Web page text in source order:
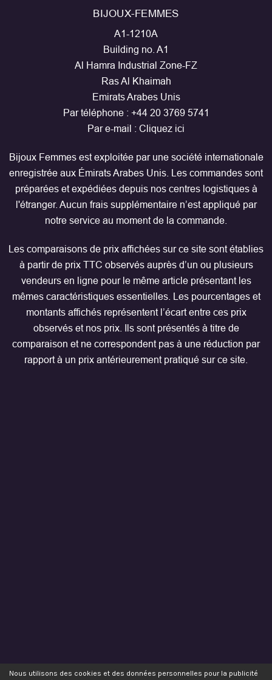
BIJOUX-FEMMES
A1-1210A
Building no. A1
Al Hamra Industrial Zone-FZ
Ras Al Khaimah
Emirats Arabes Unis
Par téléphone : +44 20 3769 5741
Par e-mail : Cliquez ici
Bijoux Femmes est exploitée par une société internationale
enregistrée aux Émirats Arabes Unis. Les commandes sont
préparées et expédiées depuis nos centres logistiques à
l'étranger. Aucun frais supplémentaire n’est appliqué par
notre service au moment de la commande.
Les comparaisons de prix affichées sur ce site sont établies
à partir de prix TTC observés auprès d’un ou plusieurs
vendeurs en ligne pour le même article présentant les
mêmes caractéristiques essentielles. Les pourcentages et
montants affichés représentent l’écart entre ces prix
observés et nos prix. Ils sont présentés à titre de
comparaison et ne correspondent pas à une réduction par
rapport à un prix antérieurement pratiqué sur ce site.
Nous utilisons des cookies et des données personnelles pour la publicité